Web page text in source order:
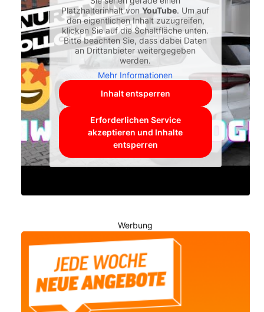
Platzhalterinhalt vonYouTube. Um auf
den eigentlichen Inhalt zuzugreifen,
klicken Sie auf die Schaltfläche unten.
Bitte beachten Sie, dass dabei Daten
an Drittanbieter weitergegeben
werden.
Mehr Informationen
Inhalt entsperren
Erforderlichen Service
akzeptieren und Inhalte
entsperren
Werbung